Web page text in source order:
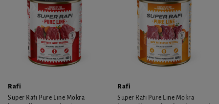
Rafi
Super Rafi Pure Line Mokra
Rafi
Super Rafi Pure Line Mokra